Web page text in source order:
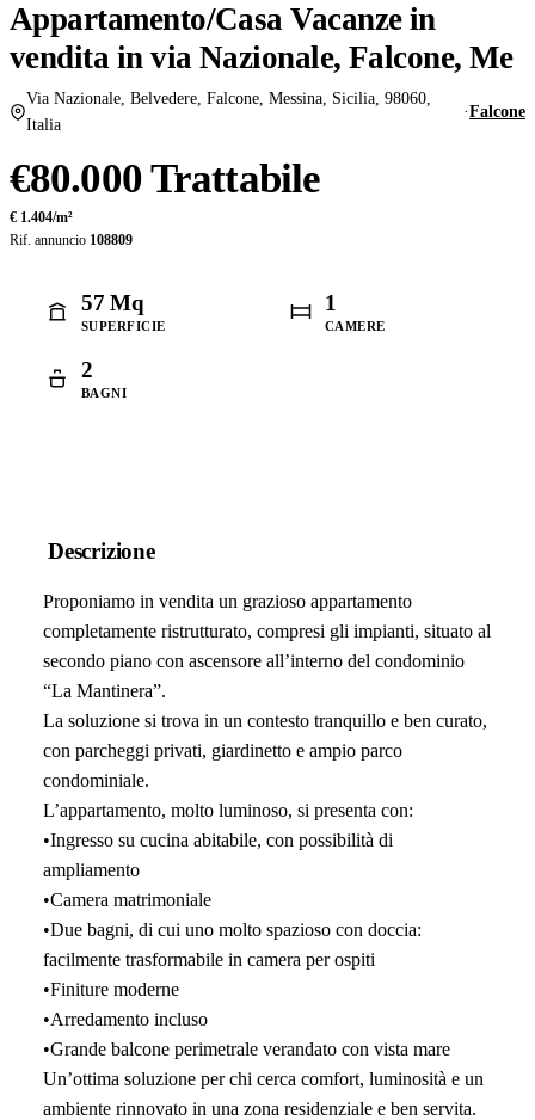
Appartamento/Casa Vacanze in
vendita in via Nazionale, Falcone, Me
Via Nazionale, Belvedere, Falcone, Messina, Sicilia, 98060,
Italia
·Falcone
€80.000 Trattabile
€ 1.404/m²
Rif. annuncio 108809
57 Mq
SUPERFICIE
1
CAMERE
2
BAGNI
Descrizione
Proponiamo in vendita un grazioso appartamento
completamente ristrutturato, compresi gli impianti, situato al
secondo piano con ascensore all’interno del condominio
“La Mantinera”.
La soluzione si trova in un contesto tranquillo e ben curato,
con parcheggi privati, giardinetto e ampio parco
condominiale.
L’appartamento, molto luminoso, si presenta con:
•Ingresso su cucina abitabile, con possibilità di
ampliamento
•Camera matrimoniale
•Due bagni, di cui uno molto spazioso con doccia:
facilmente trasformabile in camera per ospiti
•Finiture moderne
•Arredamento incluso
•Grande balcone perimetrale verandato con vista mare
Un’ottima soluzione per chi cerca comfort, luminosità e un
ambiente rinnovato in una zona residenziale e ben servita.